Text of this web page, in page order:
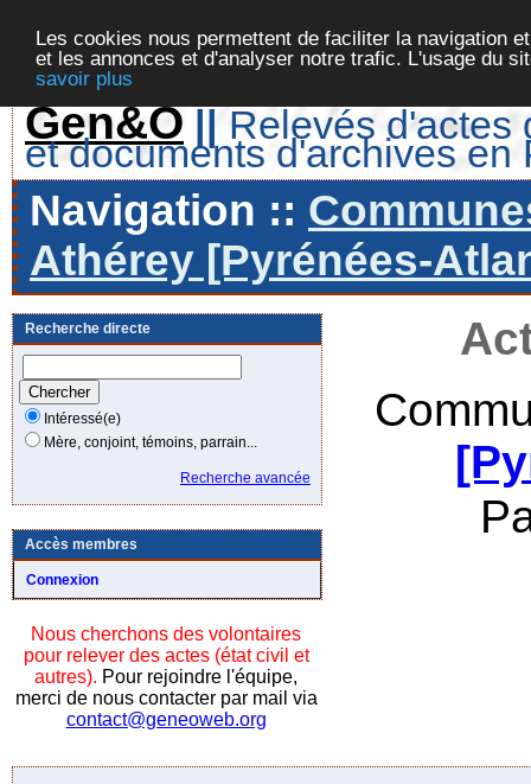
Les cookies nous permettent de faciliter la navigation
et les annonces et d'analyser notre trafic. L'usage du
savoir plus
Gen&O || Relevés d'actes
et documents d'archives en
Navigation ::
Athérey [Pyrénées-
Recherche directe
Intéressé(e)
Mère, conjoint, témoins, parrain...
Recherche avancée
Accès membres
Connexion
Nous cherchons des volontaires
pour relever des actes (état civil et
autres). Pour rejoindre l'équipe,
merci de nous contacter par mail via
contact@geneoweb.org